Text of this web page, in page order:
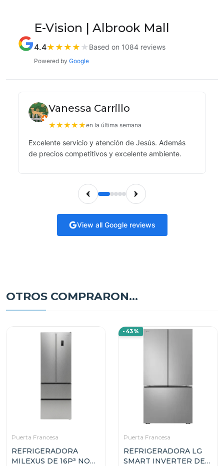
E-Vision | Albrook Mall
4.4★ ★ ★ ★ ★ Based on 1084 reviews
Powered by Google
Vanessa Carrillo
★★★★★en la última semana
Excelente servicio y atención de Jesús. Además
de precios competitivos y excelente ambiente.
View all Google reviews
OTROS COMPRARON...
Puerta Francesa
REFRIGERADORA
MILEXUS DE 16P³ NO
-43%
Puerta Francesa
REFRIGERADORA LG
SMART INVERTER DE